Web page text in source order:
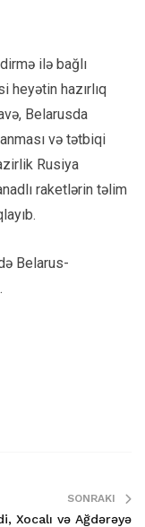
ilə bağlı
heyətin hazırlıq
Belarusda
və tətbiqi
Rusiya
raketlərin təlim
Belarus-
SONRAKI
Xocalı və Ağdərəyə